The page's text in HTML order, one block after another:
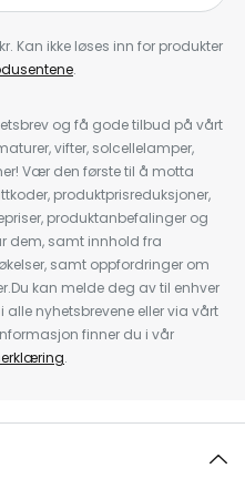
Kan ikke løses inn for produkter
.
og få gode tilbud på vårt
vifter, solcellelamper,
Vær den første til å motta
produktprisreduksjoner,
produktanbefalinger og
dem, samt innhold fra
samt oppfordringer om
kan melde deg av til enhver
nyhetsbrevene eller via vårt
finner du i vår
.